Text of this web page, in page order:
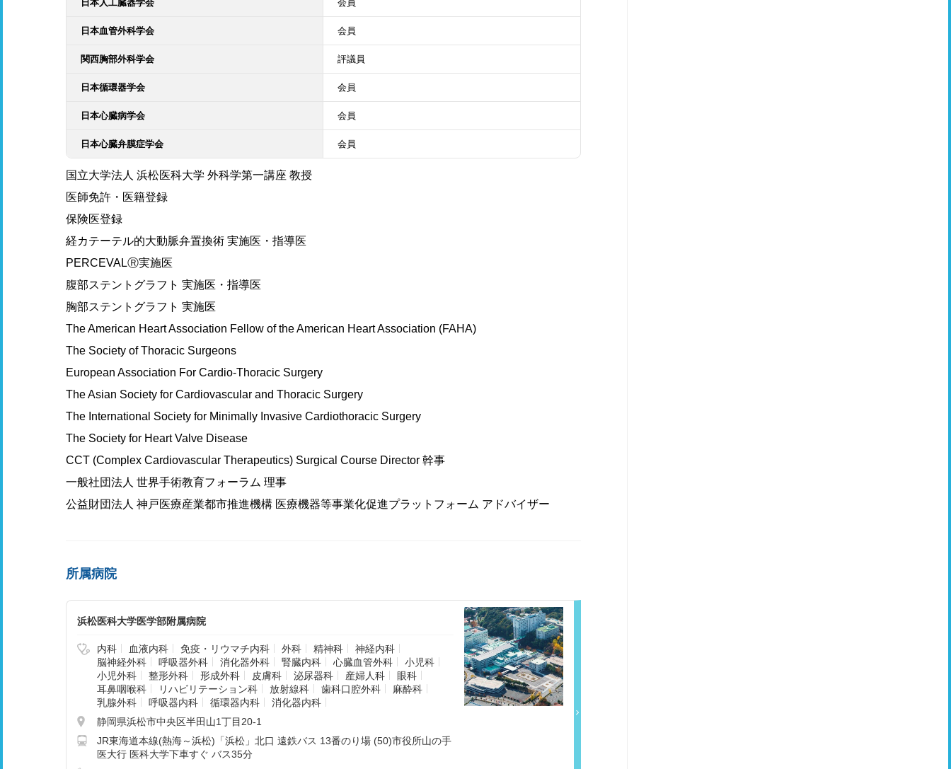
日本人工臓器学会 会員
日本血管外科学会 会員
関西胸部外科学会 評議員
日本循環器学会 会員
日本心臓病学会 会員
日本心臓弁膜症学会 会員
国立大学法人 浜松医科大学 外科学第一講座 教授
医師免許・医籍登録
保険医登録
経カテーテル的大動脈弁置換術 実施医・指導医
PERCEVALⓇ実施医
腹部ステントグラフト 実施医・指導医
胸部ステントグラフト 実施医
The American Heart Association Fellow of the American Heart Association (FAHA)
The Society of Thoracic Surgeons
European Association For Cardio-Thoracic Surgery
The Asian Society for Cardiovascular and Thoracic Surgery
The International Society for Minimally Invasive Cardiothoracic Surgery
The Society for Heart Valve Disease
CCT (Complex Cardiovascular Therapeutics) Surgical Course Director 幹事
一般社団法人 世界手術教育フォーラム 理事
公益財団法人 神戸医療産業都市推進機構 医療機器等事業化促進プラットフォーム アドバイザー
所属病院
浜松医科大学医学部附属病院
内科 血液内科 免疫・リウマチ内科 外科 精神科
神経内科
脳神経外科
呼吸器外科 消化器外科 腎臓内科 心臓血管外科
小児科
小児外科
整形外科 形成外科 皮膚科 泌尿器科 産婦人科
眼科
耳鼻咽喉科
リハビリテーション科 放射線科 歯科口腔外科
麻酔科
乳腺外科
呼吸器内科 循環器内科
消化器内科
静岡県浜松市中央区半田山1丁目20-1
JR東海道本線(熱海～浜松)「浜松」北口 遠鉄バス 13番のり場 (50)市役所山の手
医大行 医科大学下車すぐ バス35分